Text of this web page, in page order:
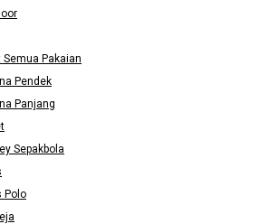
Semua Pakaian
Pendek
Panjang
Sepakbola
Polo